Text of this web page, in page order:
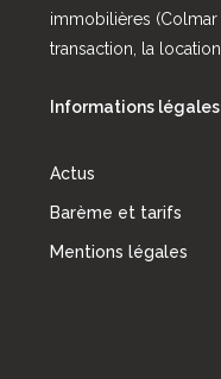
immobilières (Colmar
transaction, la
Informations légales
Actus
Barème et tarifs
Mentions légales